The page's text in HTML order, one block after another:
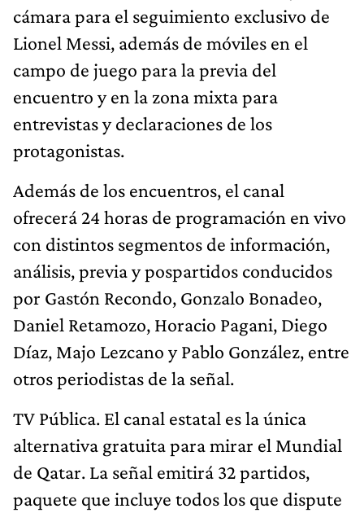
cámara para el seguimiento exclusivo de
Lionel Messi, además de móviles en el
campo de juego para la previa del
encuentro y en la zona mixta para
entrevistas y declaraciones de los
protagonistas.
Además de los encuentros, el canal
ofrecerá 24 horas de programación en vivo
con distintos segmentos de información,
análisis, previa y pospartidos conducidos
por Gastón Recondo, Gonzalo Bonadeo,
Daniel Retamozo, Horacio Pagani, Diego
Díaz, Majo Lezcano y Pablo González, entre
otros periodistas de la señal.
TV Pública. El canal estatal es la única
alternativa gratuita para mirar el Mundial
de Qatar. La señal emitirá 32 partidos,
paquete que incluye todos los que dispute